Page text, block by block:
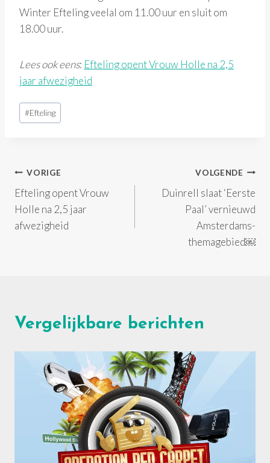
Winter Efteling veelal om 11.00 uur en sluit om
18.00 uur.
Lees ook eens: Efteling opent Vrouw Holle na 2,5
jaar afwezigheid
Bericht
tags:
#Efteling
Bericht
navigatie
VORIGE
Efteling opent Vrouw
Holle na 2,5 jaar
afwezigheid
VOLGENDE
Duinrell slaat ‘Eerste
Paal’ vernieuwd
Amsterdams-
themagebied￼
Vergelijkbare berichten